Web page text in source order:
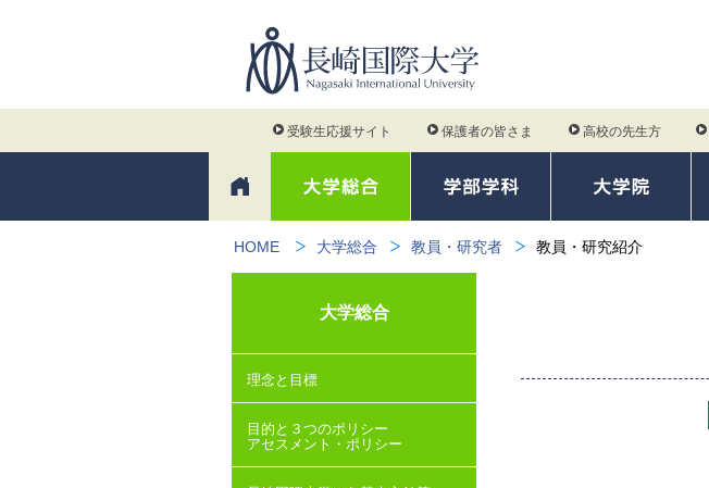
受験生応援サイト 保護者の皆さま 高校の先生方
HOME 大学総合 教員・研究者 教員・研究紹介
大学総合
理念と目標
目的と３つのポリシー
アセスメント・ポリシー